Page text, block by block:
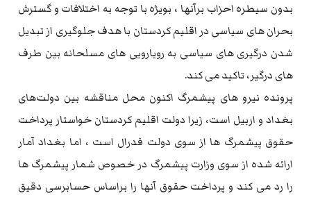
بدون سیطره احزاب برآنها ، بویژه با توجه به اختلافات و گسترش
بحران های سیاسی در اقلیم کردستان با هدف جلوگیری از تبدیل
شدن درگیری های سیاسی به رویارویی های مسلحانه بین طرف
های درگیر، تاکید می کند.
پرونده نیرو های پیشمرگ اکنون محل مناقشه بین دولت‌های
بغداد و اربیل است، زیرا دولت اقلیم کردستان خواستار پرداخت
حقوق پیشمرگ ها از سوی دولت فدرال است ، اما بغداد آمار
ارائه شده از سوی وزارت پیشمرگ در خصوص شمار پیشمرگ ها
را رد می کند و پرداخت حقوق آنها را براساس حسابرسی دقیق